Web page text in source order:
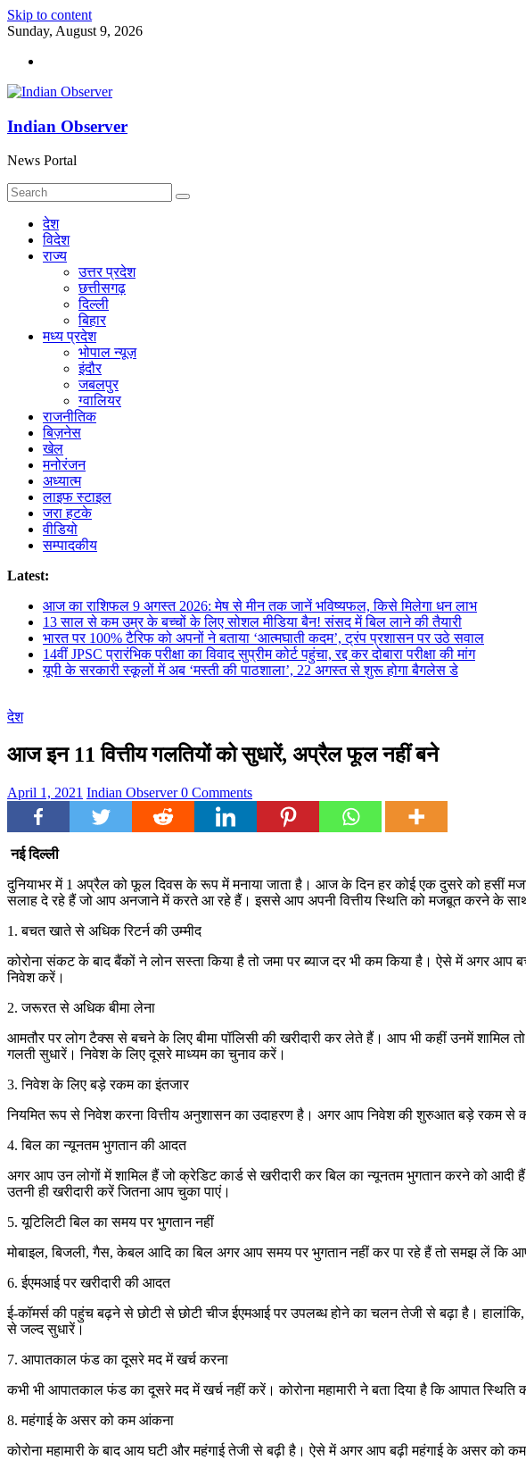
Skip to content
Sunday, August 9, 2026
Indian Observer
News Portal
देश
विदेश
राज्य
उत्तर प्रदेश
छत्तीसगढ़
दिल्ली
बिहार
मध्य प्रदेश
भोपाल न्यूज़
इंदौर
जबलपुर
ग्वालियर
राजनीतिक
बिज़नेस
खेल
मनोरंजन
अध्यात्म
लाइफ स्टाइल
जरा हटके
वीडियो
सम्पादकीय
Latest:
आज का राशिफल 9 अगस्त 2026: मेष से मीन तक जानें भविष्यफल, किसे मिलेगा धन लाभ
13 साल से कम उम्र के बच्चों के लिए सोशल मीडिया बैन! संसद में बिल लाने की तैयारी
भारत पर 100% टैरिफ को अपनों ने बताया ‘आत्मघाती कदम’, ट्रंप प्रशासन पर उठे सवाल
14वीं JPSC प्रारंभिक परीक्षा का विवाद सुप्रीम कोर्ट पहुंचा, रद्द कर दोबारा परीक्षा की मांग
यूपी के सरकारी स्कूलों में अब ‘मस्ती की पाठशाला’, 22 अगस्त से शुरू होगा बैगलेस डे
देश
आज इन 11 वित्तीय गलतियों को सुधारें, अप्रैल फूल नहीं बने
April 1, 2021 Indian Observer0 Comments
नई दिल्ली
दुनियाभर में 1 अप्रैल को फूल दिवस के रूप में मनाया जाता है। आज के दिन हर कोई एक दुसरे को हसीं
सलाह दे रहे हैं जो आप अनजाने में करते आ रहे हैं। इससे आप अपनी वित्तीय स्थिति को मजबूत करने के साथ
1. बचत खाते से अधिक रिटर्न की उम्मीद
कोरोना संकट के बाद बैंकों ने लोन सस्ता किया है तो जमा पर ब्याज दर भी कम किया है। ऐसे में अगर आप
निवेश करें।
2. जरूरत से अधिक बीमा लेना
आमतौर पर लोग टैक्स से बचने के लिए बीमा पॉलिसी की खरीदारी कर लेते हैं। आप भी कहीं उनमें शामिल
गलती सुधारें। निवेश के लिए दूसरे माध्यम का चुनाव करें।
3. निवेश के लिए बड़े रकम का इंतजार
नियमित रूप से निवेश करना वित्तीय अनुशासन का उदाहरण है। अगर आप निवेश की शुरुआत बड़े रकम
4. बिल का न्यूनतम भुगतान की आदत
अगर आप उन लोगों में शामिल हैं जो क्रेडिट कार्ड से खरीदारी कर बिल का न्यूनतम भुगतान करने को
उतनी ही खरीदारी करें जितना आप चुका पाएं।
5. यूटिलिटी बिल का समय पर भुगतान नहीं
मोबाइल, बिजली, गैस, केबल आदि का बिल अगर आप समय पर भुगतान नहीं कर पा रहे हैं तो समझ लें कि
6. ईएमआई पर खरीदारी की आदत
ई-कॉमर्स की पहुंच बढ़ने से छोटी से छोटी चीज ईएमआई पर उपलब्ध होने का चलन तेजी से बढ़ा है।
से जल्द सुधारें।
7. आपातकाल फंड का दूसरे मद में खर्च करना
कभी भी आपातकाल फंड का दूसरे मद में खर्च नहीं करें। कोरोना महामारी ने बता दिया है कि आपात
8. महंगाई के असर को कम आंकना
कोरोना महामारी के बाद आय घटी और महंगाई तेजी से बढ़ी है। ऐसे में अगर आप बढ़ी महंगाई के असर